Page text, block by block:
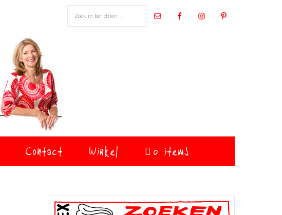
Contact Winkel 0 items
Primaire